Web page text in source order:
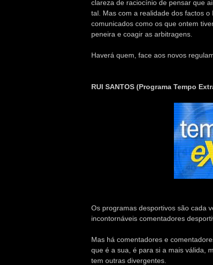
clareza de raciocínio de pensar que
tal. Mas com a realidade dos factos
comunicados como os que ontem
peneira e coagir as arbitragens.
Haverá quem, face aos novos
RUI SANTOS (Programa Tempo
Os programas desportivos são cada
incontornáveis comentadores
Mas há comentadores e
que é a sua, é para si a mais válida,
tem outras divergentes.